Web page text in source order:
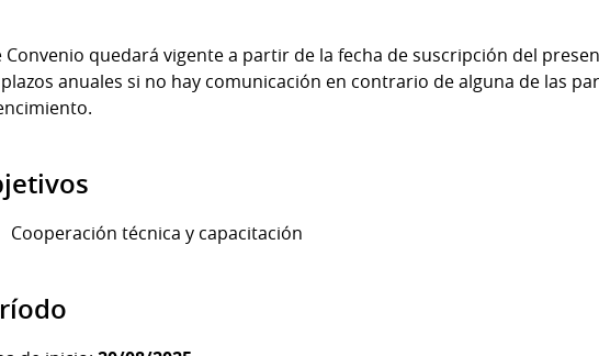
Convenio quedará vigente a partir de la fecha de suscripción del
anuales si no hay comunicación en contrario de alguna de las
Cooperación técnica y capacitación